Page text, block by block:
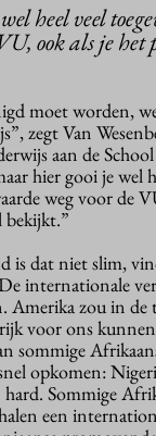
heel veel
ook als je
moet worden,
zegt Van
aan de
hier gooi je wel
weg voor de
bekijkt.”
is dat niet slim,
internationale
Amerika zou in de
voor ons
sommige
opkomen:
Sommige
een